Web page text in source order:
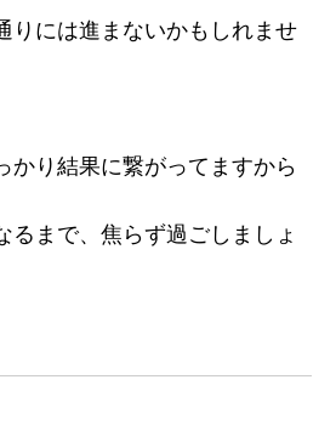
りには進まないかもしれませ
かり結果に繋がってますから
るまで、焦らず過ごしましょ